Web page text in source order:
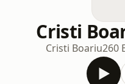
Cristi
Cristi Boariu260